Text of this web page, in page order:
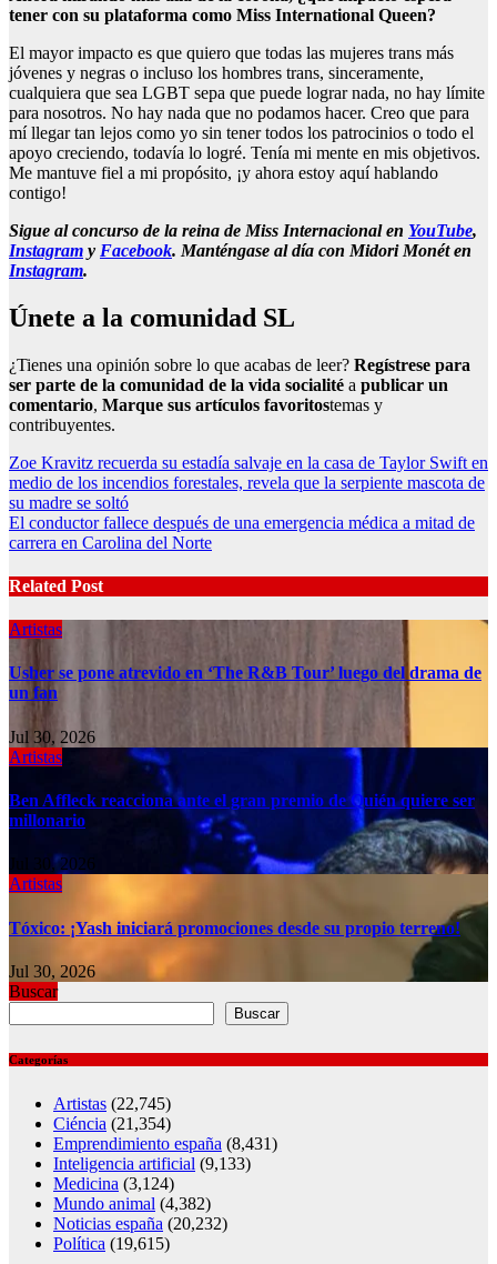
tener con su plataforma como Miss International Queen?
El mayor impacto es que quiero que todas las mujeres trans más
jóvenes y negras o incluso los hombres trans, sinceramente,
cualquiera que sea LGBT sepa que puede lograr nada, no hay límite
para nosotros. No hay nada que no podamos hacer. Creo que para
mí llegar tan lejos como yo sin tener todos los patrocinios o todo el
apoyo creciendo, todavía lo logré. Tenía mi mente en mis objetivos.
Me mantuve fiel a mi propósito, ¡y ahora estoy aquí hablando
contigo!
Sigue al concurso de la reina de Miss Internacional en YouTube,
Instagram y Facebook. Manténgase al día con Midori Monét en
Instagram.
Únete a la comunidad SL
¿Tienes una opinión sobre lo que acabas de leer? Regístrese para
ser parte de la comunidad de la vida socialité a publicar un
comentario, Marque sus artículos favoritostemas y
contribuyentes.
Post
navigation
Zoe Kravitz recuerda su estadía salvaje en la casa de Taylor Swift en
medio de los incendios forestales, revela que la serpiente mascota de
su madre se soltó
El conductor fallece después de una emergencia médica a mitad de
carrera en Carolina del Norte
Related Post
Artistas
Usher se pone atrevido en ‘The R&B Tour’ luego del drama de
un fan
Jul 30, 2026
Artistas
Ben Affleck reacciona ante el gran premio de Quién quiere ser
millonario
Jul 30, 2026
Artistas
Tóxico: ¡Yash iniciará promociones desde su propio terreno!
Jul 30, 2026
Buscar
Buscar
Categorías
Artistas (22,745)
Ciéncia (21,354)
Emprendimiento españa (8,431)
Inteligencia artificial (9,133)
Medicina (3,124)
Mundo animal (4,382)
Noticias españa (20,232)
Política (19,615)